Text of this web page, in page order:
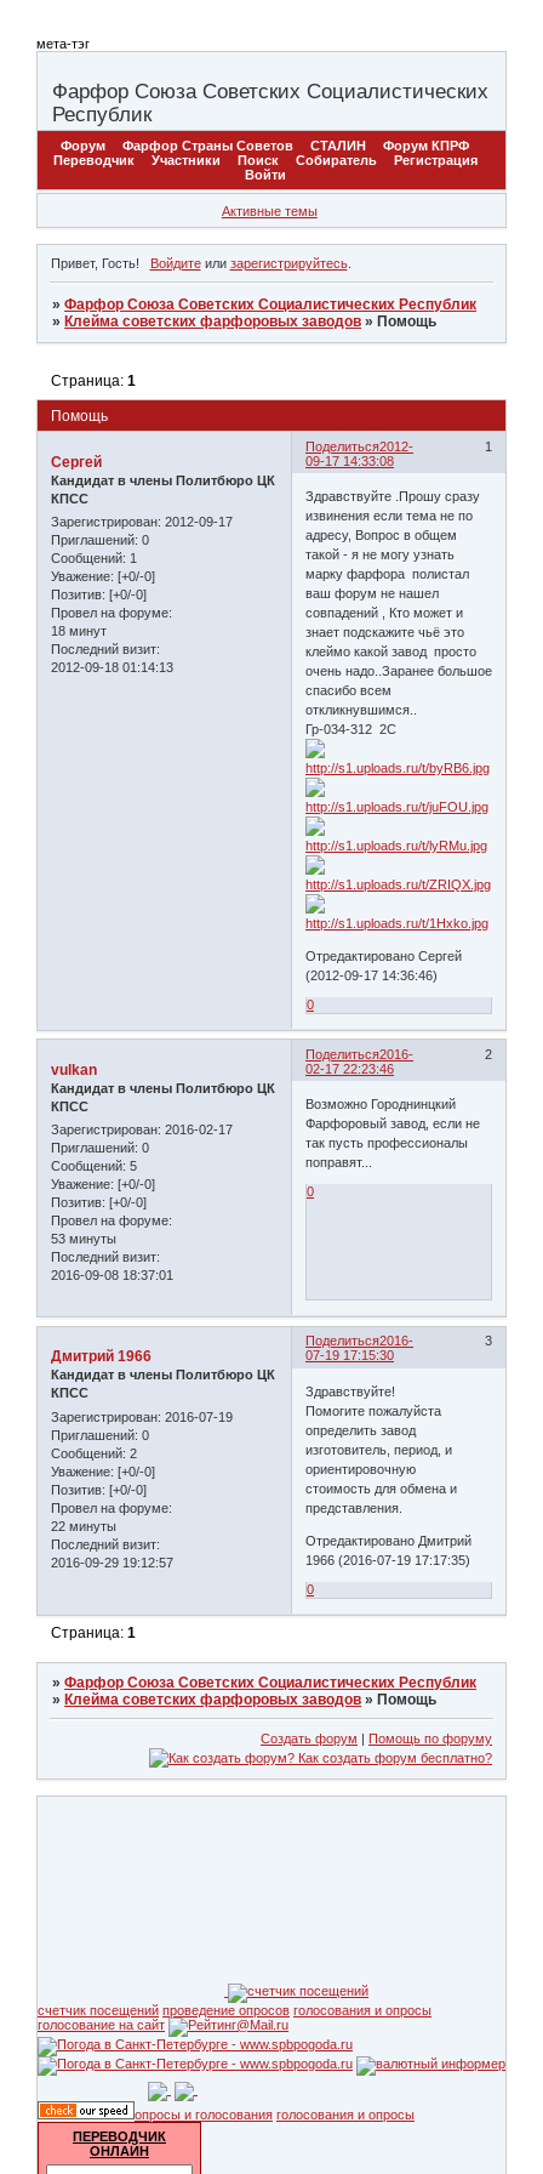
мета-тэг
Фарфор Союза Советских Социалистических
Республик
Форум Фарфор Страны Советов СТАЛИН
Форум КПРФ
Переводчик
Участники Поиск Собиратель
Регистрация
Войти
Активные темы
Привет, Гость! Войдитеили зарегистрируйтесь.
»Фарфор Союза Советских Социалистических Республик
» Клейма советских фарфоровых заводов » Помощь
Помощь
Страница:1
Поделиться 1
2012-
09-17 14:33:08
Сергей
Кандидат в члены Политбюро ЦК
КПСС
Зарегистрирован: 2012-09-17
Приглашений: 0
Сообщений: 1
Уважение: [+0/-0]
Позитив: [+0/-0]
Провел на форуме:
18 минут
Последний визит:
2012-09-18 01:14:13
Здравствуйте .Прошу сразу
извинения если тема не по
адресу, Вопрос в общем
такой - я не могу узнать
марку фарфора полистал
ваш форум не нашел
совпадений , Кто может и
знает подскажите чьё это
клеймо какой завод просто
очень надо..Заранее большое
спасибо всем
откликнувшимся..
Гр-034-312 2С
Отредактировано Сергей
(2012-09-17 14:36:46)
0
Поделиться 2
2016-
02-17 22:23:46
vulkan
Кандидат в члены Политбюро ЦК
КПСС
Зарегистрирован: 2016-02-17
Приглашений: 0
Сообщений: 5
Уважение: [+0/-0]
Позитив: [+0/-0]
Провел на форуме:
53 минуты
Последний визит:
2016-09-08 18:37:01
Возможно Городнинцкий
Фарфоровый завод, если не
так пусть профессионалы
поправят...
0
Поделиться 3
2016-
07-19 17:15:30
Дмитрий 1966
Кандидат в члены Политбюро ЦК
КПСС
Зарегистрирован: 2016-07-19
Приглашений: 0
Сообщений: 2
Уважение: [+0/-0]
Позитив: [+0/-0]
Провел на форуме:
22 минуты
Последний визит:
2016-09-29 19:12:57
Здравствуйте!
Помогите пожалуйста
определить завод
изготовитель, период, и
ориентировочную
стоимость для обмена и
представления.
Отредактировано Дмитрий
1966 (2016-07-19 17:17:35)
0
Страница:1
»Фарфор Союза Советских Социалистических Республик
» Клейма советских фарфоровых заводов » Помощь
Создать форум | Помощь по форуму
счетчик посещений проведение опросов голосования и опросы
голосование на сайт
опросы и голосования голосования и опросы
ПЕРЕВОДЧИК
ОНЛАЙН